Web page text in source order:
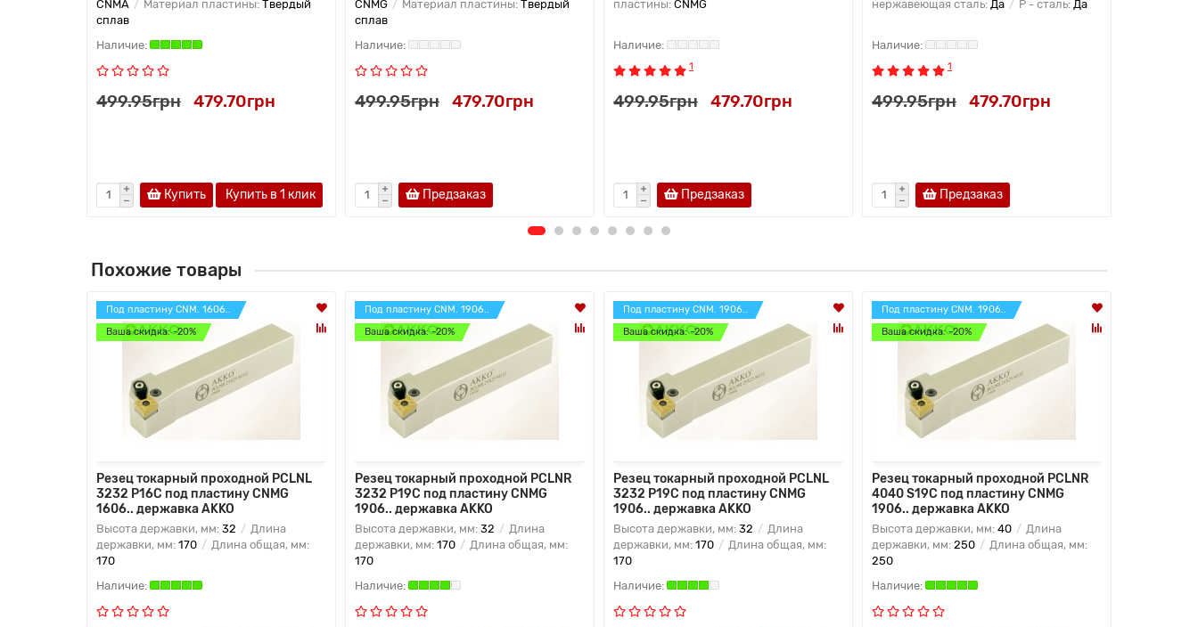
CNMA
Материал пластины: Твердый
сплав
499.95грн 479.70грн
Купить Купить в 1 клик
CNMG
Материал пластины: Твердый
сплав
499.95грн 479.70грн
Предзаказ
пластины: CNMG
1
499.95грн 479.70грн
Предзаказ
нержавеющая сталь: Да P - сталь: Да
1
499.95грн 479.70грн
Предзаказ
Похожие товары
Под пластину CNM. 1606..
Ваша скидка: -20%
Резец токарный проходной PCLNL
3232 P16C под пластину CNMG
1606.. державка AKKO
Высота державки, мм: 32
Длина
державки, мм: 170
Длина общая, мм:
170
Под пластину CNM. 1906..
Ваша скидка: -20%
Резец токарный проходной PCLNR
3232 P19C под пластину CNMG
1906.. державка AKKO
Высота державки, мм: 32
Длина
державки, мм: 170
Длина общая, мм:
170
Под пластину CNM. 1906..
Ваша скидка: -20%
Резец токарный проходной PCLNL
3232 P19C под пластину CNMG
1906.. державка AKKO
Высота державки, мм: 32
Длина
державки, мм: 170
Длина общая, мм:
170
Под пластину CNM. 1906..
Ваша скидка: -20%
Резец токарный проходной PCLNR
4040 S19C под пластину CNMG
1906.. державка AKKO
Высота державки, мм: 40
Длина
державки, мм: 250
Длина общая, мм:
250